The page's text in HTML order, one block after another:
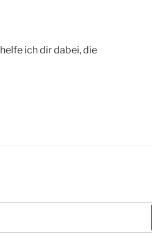
ich dir dabei, die